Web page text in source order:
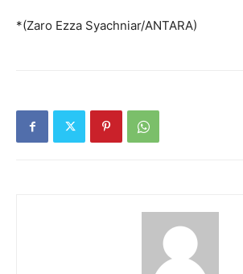
*(Zaro Ezza Syachniar/ANTARA)